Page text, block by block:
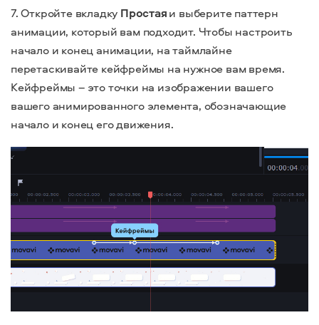
7. Откройте вкладку Простаяи выберите паттерн
анимации, который вам подходит. Чтобы настроить
начало и конец анимации, на таймлайне
перетаскивайте кейфреймы на нужное вам время.
Кейфреймы – это точки на изображении вашего
вашего анимированного элемента, обозначающие
начало и конец его движения.